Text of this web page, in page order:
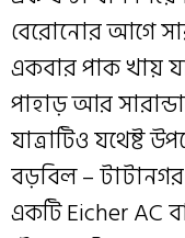
বেরোনোর আগে
একবার পাক খায়
পাহাড় আর
যাত্রাটিও যথেষ্ট
বড়বিল –
একটি Eicher AC